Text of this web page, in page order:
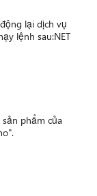
lại dịch vụ
lệnh sau:NET
phẩm của